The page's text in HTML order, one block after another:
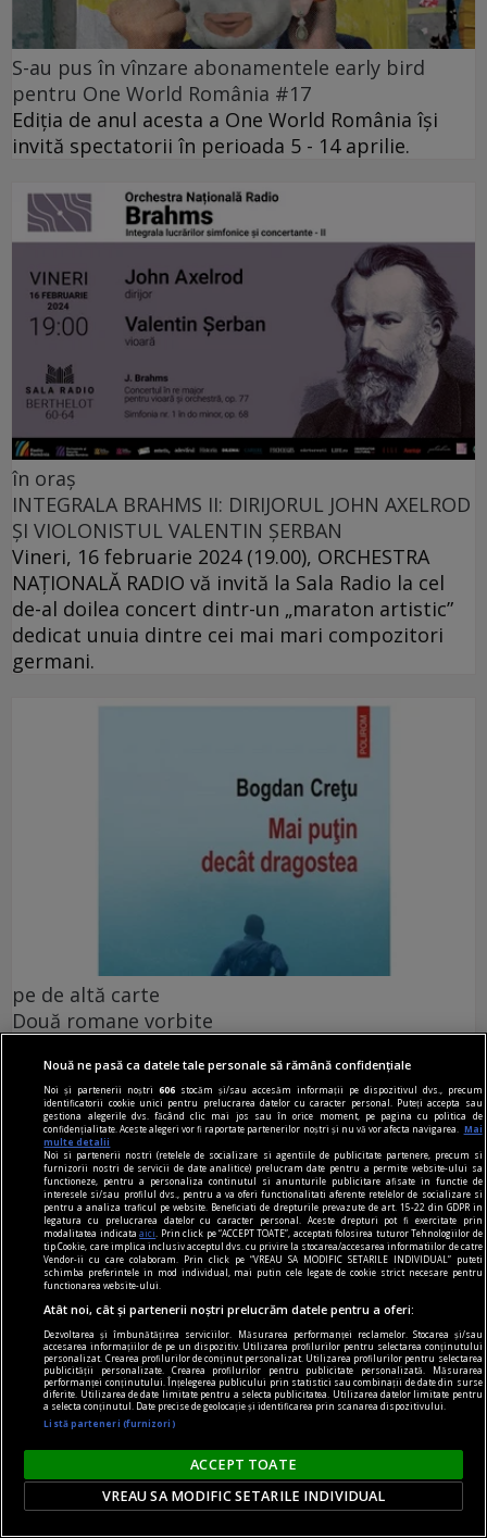
S-au pus în vînzare abonamentele early bird
pentru One World România #17
Ediția de anul acesta a One World România își
invită spectatorii în perioada 5 - 14 aprilie.
în oraș
INTEGRALA BRAHMS II: DIRIJORUL JOHN AXELROD
ȘI VIOLONISTUL VALENTIN ȘERBAN
Vineri, 16 februarie 2024 (19.00), ORCHESTRA
NAŢIONALĂ RADIO vă invită la Sala Radio la cel
de-al doilea concert dintr-un „maraton artistic”
dedicat unuia dintre cei mai mari compozitori
germani.
pe de altă carte
Două romane vorbite
încrucișate biografic în feluri atît de
neașteptate, cartea lui Bogdan Crețu reușește
performanța unei povești de dragoste care evită
consecvent patetismul.
Adrian G. ROMILA
dilematograf
Nouă ne pasă ca datele tale personale să rămână confidențiale
Noi și partenerii noștri606 stocăm și/sau accesăm informații pe dispozitivul dvs., precum
identificatorii cookie unici pentru prelucrarea datelor cu caracter personal. Puteți accepta sau
gestiona alegerile dvs. făcând clic mai jos sau în orice moment, pe pagina cu politica de
confidențialitate. Aceste alegeri vor fi raportate partenerilor noștri și nu vă vor afecta navigarea.
Mai
multe detalii
Noi si partenerii nostri (retelele de socializare si agentiile de publicitate partenere, precum si
furnizorii nostri de servicii de date analitice) prelucram date pentru a permite website-ului sa
functioneze, pentru a personaliza continutul si anunturile publicitare afisate in functie de
interesele si/sau profilul dvs., pentru a va oferi functionalitati aferente retelelor de socializare si
pentru a analiza traficul pe website. Beneficiati de drepturile prevazute de art. 15-22 din GDPR in
legatura cu prelucrarea datelor cu caracter personal. Aceste drepturi pot fi exercitate prin
modalitatea indicataaici
. Prin click pe “ACCEPT TOATE”, acceptati folosirea tuturor Tehnologiilor de
tip Cookie, care implica inclusiv acceptul dvs. cu privire la stocarea/accesarea informatiilor de catre
Vendor-ii cu care colaboram. Prin click pe “VREAU SA MODIFIC SETARILE INDIVIDUAL” puteti
schimba preferintele in mod individual, mai putin cele legate de cookie strict necesare pentru
functionarea website-ului.
Atât noi, cât și partenerii noștri prelucrăm datele pentru a oferi:
Dezvoltarea și îmbunătățirea serviciilor. Măsurarea performanței reclamelor. Stocarea și/sau
accesarea informațiilor de pe un dispozitiv. Utilizarea profilurilor pentru selectarea conținutului
personalizat. Crearea profilurilor de conținut personalizat. Utilizarea profilurilor pentru selectarea
publicității personalizate. Crearea profilurilor pentru publicitate personalizată. Măsurarea
performanței conținutului. Înțelegerea publicului prin statistici sau combinații de date din surse
diferite. Utilizarea de date limitate pentru a selecta publicitatea. Utilizarea datelor limitate pentru
a selecta conținutul. Date precise de geolocație și identificarea prin scanarea dispozitivului.
Listă parteneri (furnizori)
ACCEPT TOATE
VREAU SA MODIFIC SETARILE INDIVIDUAL